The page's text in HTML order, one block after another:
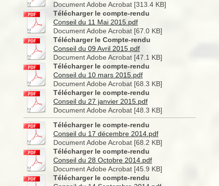
Document Adobe Acrobat [313.4 KB]
Télécharger le compte-rendu
Conseil du 11 Mai 2015.pdf
Document Adobe Acrobat [67.0 KB]
Télécharger le Compte-rendu
Conseil du 09 Avril 2015.pdf
Document Adobe Acrobat [47.1 KB]
Télécharger le compte-rendu
Conseil du 10 mars 2015.pdf
Document Adobe Acrobat [68.3 KB]
Télécharger le compte-rendu
Conseil du 27 janvier 2015.pdf
Document Adobe Acrobat [48.3 KB]
Télécharger le compte-rendu
Conseil du 17 décembre 2014.pdf
Document Adobe Acrobat [68.2 KB]
Télécharger le compte-rendu
Conseil du 28 Octobre 2014.pdf
Document Adobe Acrobat [45.9 KB]
Télécharger le compte-rendu